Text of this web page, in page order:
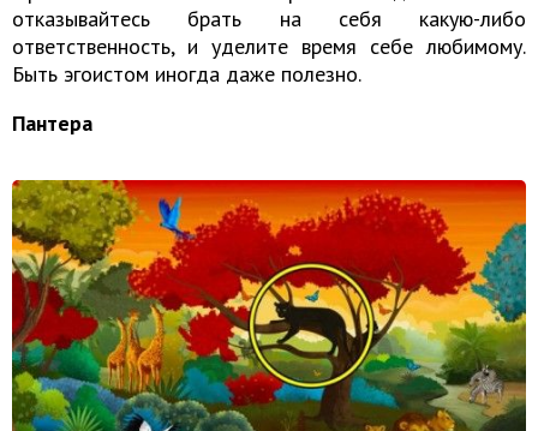
отказывайтесь брать на себя какую-либо
ответственность, и уделите время себе любимому.
Быть эгоистом иногда даже полезно.
Пантера